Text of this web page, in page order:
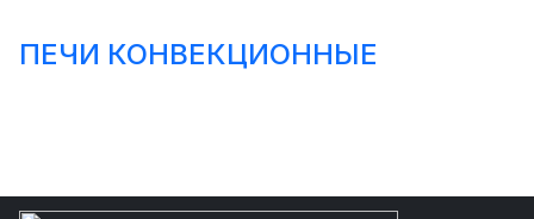
ПЕЧИ КОНВЕКЦИОННЫЕ